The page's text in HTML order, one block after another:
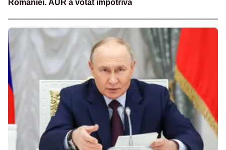
României. AUR a votat împotrivă